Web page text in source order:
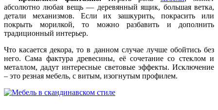
абсолютно любая вещь — деревянный ящик, большая ветка,
детали механизмов. Если их зашкурить, покрасить или
покрыть морилкой, то можно разбавить и дополнить
традиционный интерьер.
Что касается декора, то в данном случае лучше обойтись без
него. Сама фактура древесины, её сочетание со стеклом и
металлом, дадут интересные световые эффекты. Исключение
– это резная мебель, с витым, изогнутым профилем.